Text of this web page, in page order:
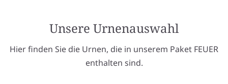
Unsere Urnenauswahl
Hier finden Sie die Urnen, die in unserem Paket FEUER
enthalten sind.